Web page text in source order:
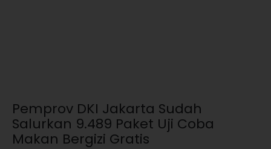
Pemprov DKI Jakarta Sudah
Salurkan 9.489 Paket Uji Coba
Makan Bergizi Gratis